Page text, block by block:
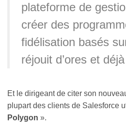
plateforme de
créer des
fidélisation basés
réjouit d’ores et
Et le dirigeant de citer son
plupart des clients de Salesforce
Polygon ».